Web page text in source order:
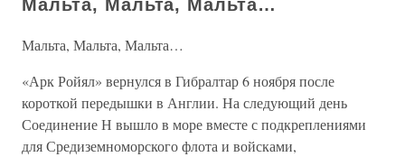
Мальта, Мальта, Мальта…
Мальта, Мальта, Мальта…
«Арк Ройял» вернулся в Гибралтар 6 ноября после
короткой передышки в Англии. На следующий день
Соединение Н вышло в море вместе с подкреплениями
для Средиземноморского флота и войсками,